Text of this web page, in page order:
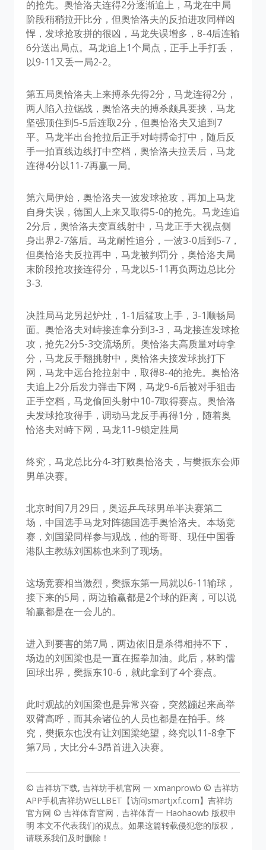
的抢先。奥恰洛夫连得2分逐渐追上，马龙在中局
阶段稍稍拉开比分，但奥恰洛夫的反拍进攻同样凶
悍，发球抢攻拼的很凶，马龙失误增多，8-4后连输
6分送出局点。马龙追上1个局点，正手上手打丢，
以9-11又丢一局2-2。
第五局奥恰洛夫上来搏杀先得2分，马龙连得2分，
两人陷入拉锯战，奥恰洛夫的搏杀颇具要挟，马龙
坚强顶住到5-5后连取2分，但奥恰洛夫又追到7
平。马龙半出台抢拉后正手对峙搏命打中，随后反
手一拍直线边线打中空档，奥恰洛夫拉丢后，马龙
连得4分以11-7再赢一局。
第六局伊始，奥恰洛夫一波发球抢攻，再加上马龙
自身失误，德国人上来又取得5-0的抢先。马龙连追
2分后，奥恰洛夫变直线射中，马龙正手大视点侧
身出界2-7落后。马龙耐性追分，一波3-0后到5-7，
但奥恰洛夫反拉再中，马龙被判罚分，奥恰洛夫局
末阶段抢攻接连得分，马龙以5-11再负两边总比分
3-3.
决胜局马龙另起炉灶，1-1后猛攻上手，3-1顺畅局
面。奥恰洛夫对峙接连拿分到3-3，马龙接连发球抢
攻，抢先2分5-3交流场所。奥恰洛夫高质量对峙拿
分，马龙反手翻挑射中，奥恰洛夫接发球挑打下
网，马龙中远台抢拉射中，取得8-4的抢先。奥恰洛
夫追上2分后发力弹击下网，马龙9-6后被对手狙击
正手空档，马龙偷回头射中10-7取得赛点。奥恰洛
夫发球抢攻得手，调动马龙反手再得1分，随着奥
恰洛夫对峙下网，马龙11-9锁定胜局
终究，马龙总比分4-3打败奥恰洛夫，与樊振东会师
男单决赛。
北京时间7月29日，奥运乒乓球男单半决赛第二
场，中国选手马龙对阵德国选手奥恰洛夫。本场竞
赛，刘国梁同样参与观战，他的哥哥、现任中国香
港队主教练刘国栋也来到了现场。
这场竞赛相当激烈，樊振东第一局就以6-11输球，
接下来的5局，两边输赢都是2个球的距离，可以说
输赢都是在一会儿的。
进入到要害的第7局，两边依旧是杀得相持不下，
场边的刘国梁也是一直在握拳加油。此后，林昀儒
回球出界，樊振东10-6，就此拿到了4个赛点。
此时观战的刘国梁也是异常兴奋，突然蹦起来高举
双臂高呼，而其余诸位的人员也都是在拍手。终
究，樊振东也没有让刘国梁绝望，终究以11-8拿下
第7局，大比分4-3昂首进入决赛。
© 吉祥坊下载, 吉祥坊手机官网 一 xmanprowb © 吉祥坊
APP手机吉祥坊WELLBET【访问smartjxf.com】吉祥坊
官方网 © 吉祥体育官网，吉祥体育一 Haohaowb 版权申
明 本文不代表我们的观点。如果这篇转载侵犯您的版权，
请联系我们及时删除！